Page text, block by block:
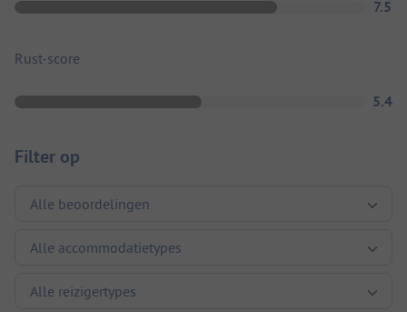
7.5
Rust-score
5.4
Filter op